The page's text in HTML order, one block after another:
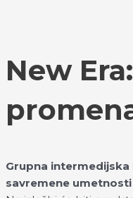
New
Grupna intermedijska
savremene